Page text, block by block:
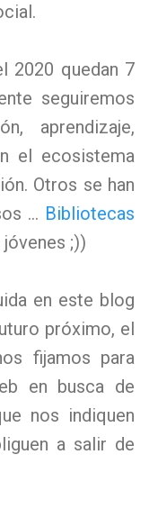
2020 quedan 7
seguiremos
aprendizaje,
el ecosistema
Otros se han
... Bibliotecas
;))
en este blog
próximo, el
fijamos para
en busca de
nos indiquen
a salir de